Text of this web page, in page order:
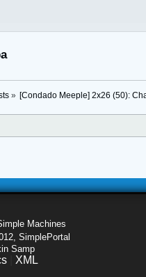
» [Condado Meeple] 2x26 (50):
Machines
SimplePortal
Samp
XML